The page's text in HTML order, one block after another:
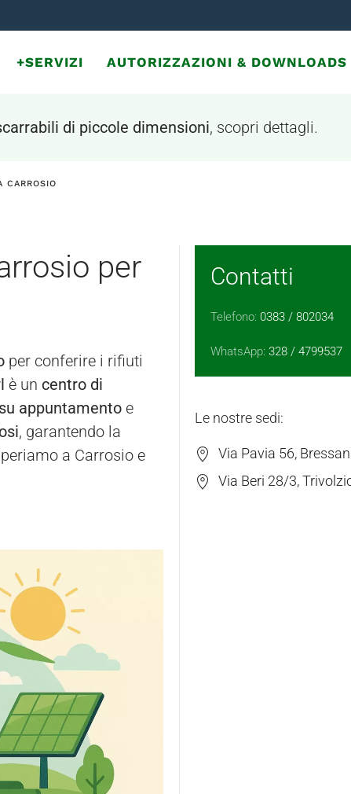
+SERVIZI AUTORIZZAZIONI & DOWNLOADS
di piccole dimensioni, scopri dettagli.
CARROSIO
per
per conferire i rifiuti
è un centro di
appuntamento e
, garantendo la
a Carrosio e
Contatti
Telefono:0383 / 802034
WhatsApp: 328 / 4799537
Le nostre sedi:
Via Pavia 56,
Via Beri 28/3,